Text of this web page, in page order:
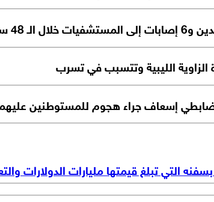
الماضية
الليبية وتتسبب في تسرب
ضابطي إسعاف جراء هجوم للمستوطنين
التي تبلغ قيمتها مليارات